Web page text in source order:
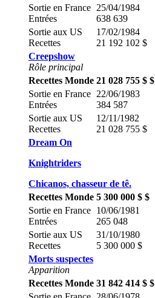
Sortie en France
Entrées
25/04/1984
638 639
Sortie aux US
Recettes
17/02/1984
21 192 102 $
Creepshow
Rôle principal
Recettes Monde 21 028 755 $ $
Sortie en France
Entrées
22/06/1983
384 587
Sortie aux US
Recettes
12/11/1982
21 028 755 $
Dream On
Knightriders
Chicanos, chasseur de tê.
Recettes Monde 5 300 000 $ $
Sortie en France
Entrées
10/06/1981
265 048
Sortie aux US
Recettes
31/10/1980
5 300 000 $
Morts suspectes
Apparition
Recettes Monde 31 842 414 $ $